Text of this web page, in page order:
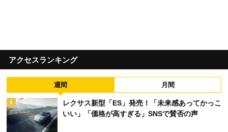
アクセスランキング
週間 月間
1
レクサス新型「ES」発売！「未来感あってかっこ
いい」「価格が高すぎる」SNSで賛否の声